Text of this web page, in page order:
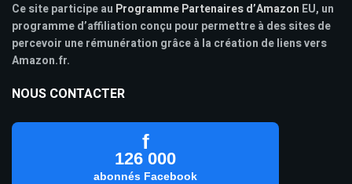
Ce site participe au Programme Partenaires d’Amazon EU, un
programme d’affiliation conçu pour permettre à des sites de
percevoir une rémunération grâce à la création de liens vers
Amazon.fr.
NOUS CONTACTER
f
126 000
abonnés Facebook